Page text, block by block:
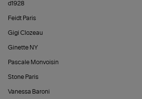
d1928
Feidt Paris
Gigi Clozeau
Ginette NY
Pascale Monvoisin
Stone Paris
Vanessa Baroni